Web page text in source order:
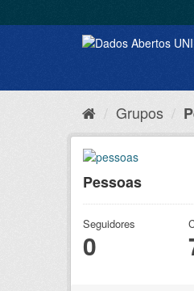
Grupos
Pessoas
Seguidores
0